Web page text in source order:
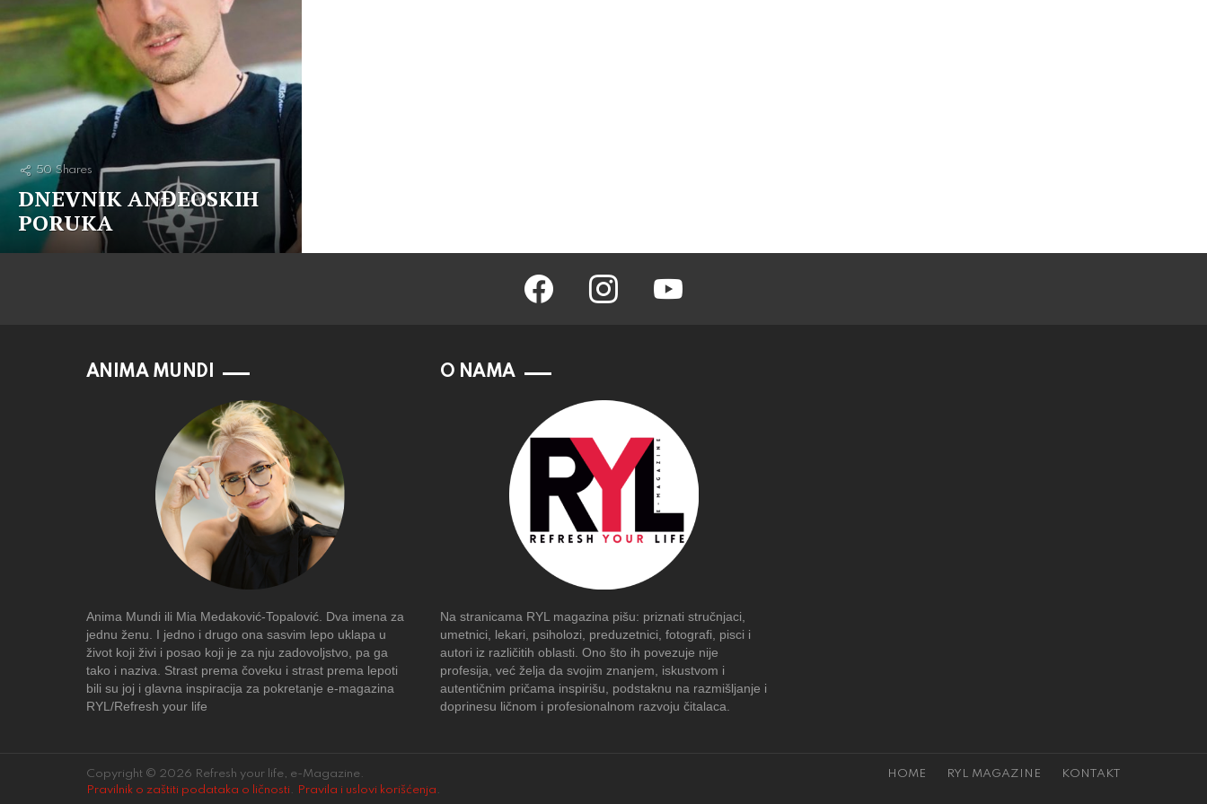
50 Shares
DNEVNIK ANĐEOSKIH
PORUKA
facebook instagram youtube
ANIMA MUNDI
Anima Mundi ili Mia Medaković-Topalović. Dva imena za
jednu ženu. I jedno i drugo ona sasvim lepo uklapa u
život koji živi i posao koji je za nju zadovoljstvo, pa ga
tako i naziva. Strast prema čoveku i strast prema lepoti
bili su joj i glavna inspiracija za pokretanje e-magazina
RYL/Refresh your life
O NAMA
Na stranicama RYL magazina pišu: priznati stručnjaci,
umetnici, lekari, psiholozi, preduzetnici, fotografi, pisci i
autori iz različitih oblasti. Ono što ih povezuje nije
profesija, već želja da svojim znanjem, iskustvom i
autentičnim pričama inspirišu, podstaknu na razmišljanje i
doprinesu ličnom i profesionalnom razvoju čitalaca.
Copyright © 2026 Refresh your life, e-Magazine.
Pravilnik o zaštiti podataka o ličnosti . Pravila i uslovi korišćenja .
HOME RYL MAGAZINE KONTAKT